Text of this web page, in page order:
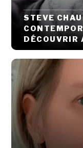
STEVE
DÉCOUVRIR